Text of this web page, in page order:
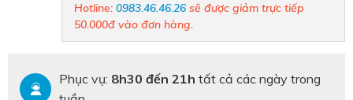
Hotline: 0983.46.46.26 sẽ được giảm trực tiếp
50.000đ vào đơn hàng.
Phục vụ: 8h30 đến 21h tất cả các ngày trong